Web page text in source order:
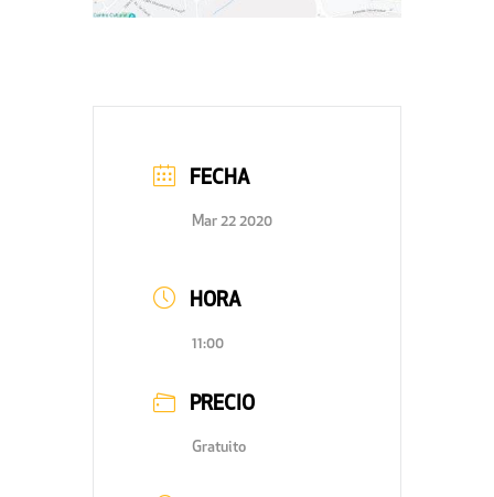
FECHA
Mar 22 2020
HORA
11:00
PRECIO
Gratuito